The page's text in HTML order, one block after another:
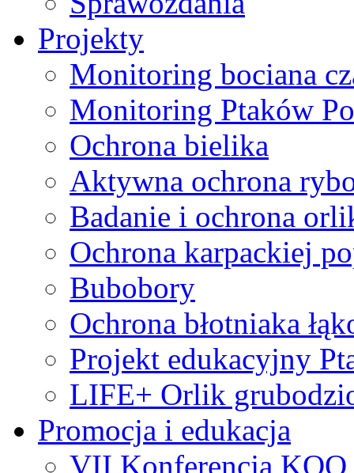
Projekty
Monitoring bociana
Monitoring Ptaków
Ochrona bielika
Aktywna ochrona
Badanie i ochrona
Ochrona karpackiej
Bubobory
Ochrona błotniaka
Projekt edukacyjny
LIFE+ Orlik
Promocja i edukacja
VII Konferencja KOO